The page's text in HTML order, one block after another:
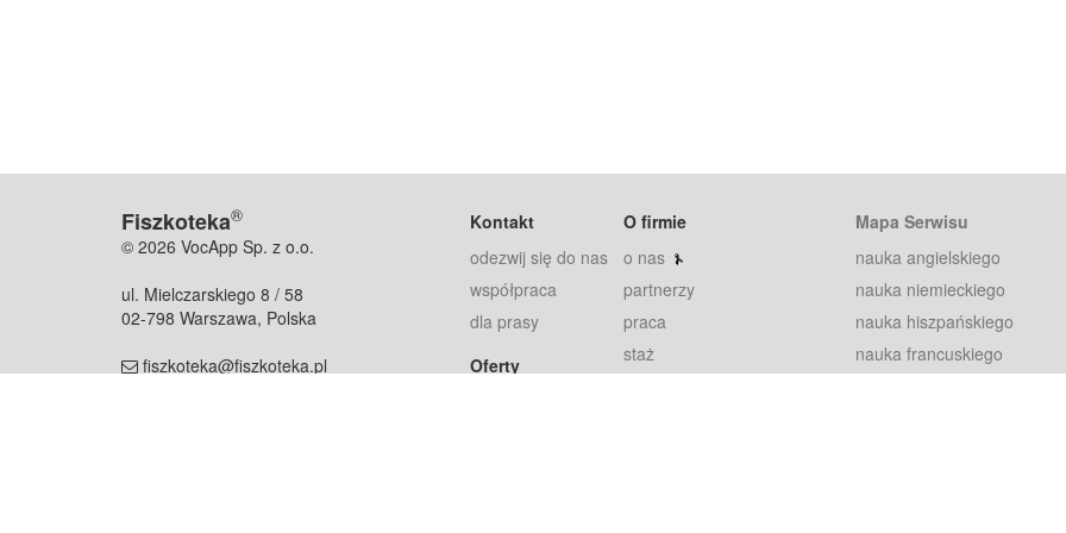
Fiszkoteka®
© 2026 VocApp Sp. z o.o.
ul. Mielczarskiego 8 / 58
02-798 Warszawa, Polska
fiszkoteka@fiszkoteka.pl
Kontakt
odezwij się do nas
współpraca
dla prasy
Oferty
O firmie
o nas
partnerzy
praca
staż
Mapa Serwisu
nauka angielskiego
nauka niemieckiego
nauka hiszpańskiego
nauka francuskiego